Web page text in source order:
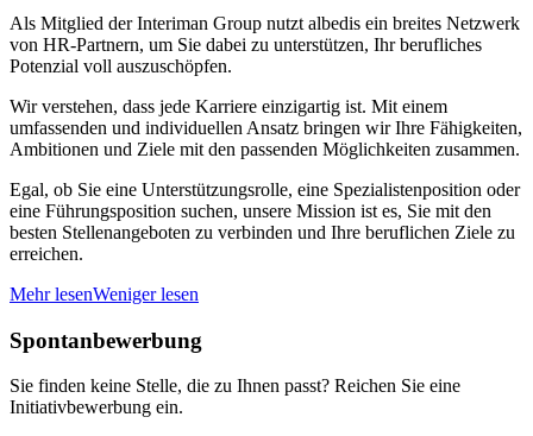
Als Mitglied der Interiman Group nutzt albedis ein breites Netzwerk
von HR-Partnern, um Sie dabei zu unterstützen, Ihr berufliches
Potenzial voll auszuschöpfen.
Wir verstehen, dass jede Karriere einzigartig ist. Mit einem
umfassenden und individuellen Ansatz bringen wir Ihre Fähigkeiten,
Ambitionen und Ziele mit den passenden Möglichkeiten zusammen.
Egal, ob Sie eine Unterstützungsrolle, eine Spezialistenposition oder
eine Führungsposition suchen, unsere Mission ist es, Sie mit den
besten Stellenangeboten zu verbinden und Ihre beruflichen Ziele zu
erreichen.
Mehr lesenWeniger lesen
Spontanbewerbung
Sie finden keine Stelle, die zu Ihnen passt? Reichen Sie eine
Initiativbewerbung ein.